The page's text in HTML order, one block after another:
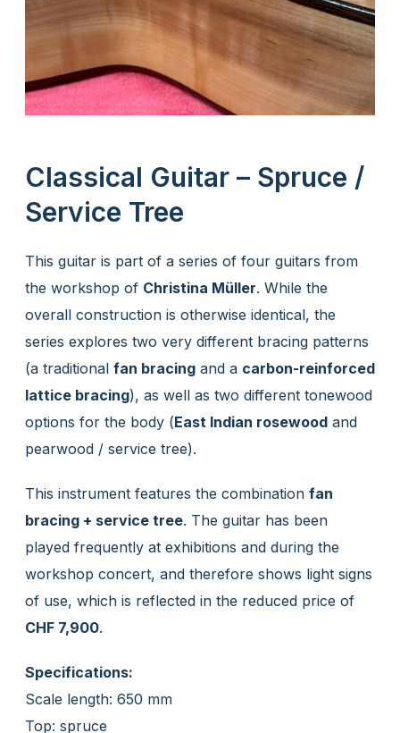
Classical Guitar – Spruce /
Service Tree
This guitar is part of a series of four guitars from
the workshop of Christina Müller. While the
overall construction is otherwise identical, the
series explores two very different bracing patterns
(a traditional fan bracingand a carbon-reinforced
lattice bracing), as well as two different tonewood
options for the body (East Indian rosewoodand
pearwood / service tree).
This instrument features the combination fan
bracing + service tree. The guitar has been
played frequently at exhibitions and during the
workshop concert, and therefore shows light signs
of use, which is reflected in the reduced price of
CHF 7,900.
Specifications:
Scale length: 650 mm
Top: spruce